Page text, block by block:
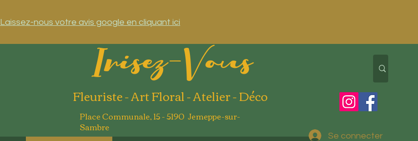
Laissez-nous votre avis google en cliquant ici
Irisez-Vous
Fleuriste - Art Floral - Atelier - Déco
Place Communale, 15 - 5190 Jemeppe-sur-
Sambre
Se connecter